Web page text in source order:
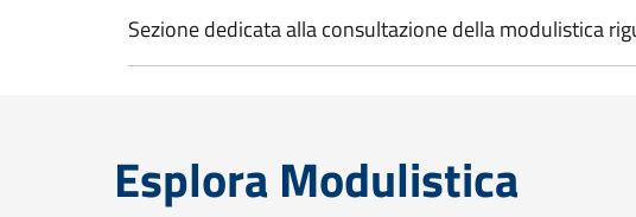
Sezione dedicata alla consultazione della modulistica
Esplora Modulistica